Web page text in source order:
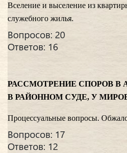
Вселение и выселение из
служебного жилья.
Вопросов: 20
Ответов: 16
РАССМОТРЕНИЕ СПОРОВ В
В РАЙОННОМ СУДЕ, У
Процессуальные вопросы.
Вопросов: 17
Ответов: 12